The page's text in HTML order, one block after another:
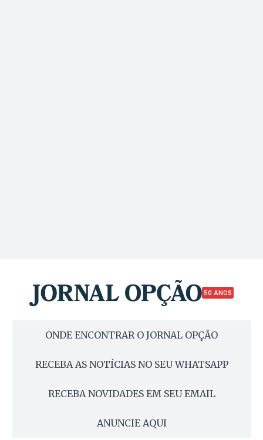
50 ANOS
ONDE ENCONTRAR O JORNAL OPÇÃO
RECEBA AS NOTÍCIAS NO SEU WHATSAPP
RECEBA NOVIDADES EM SEU EMAIL
ANUNCIE AQUI